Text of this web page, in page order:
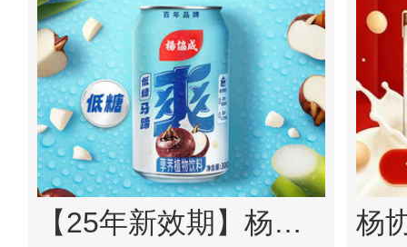
【25年新效期】杨协成低糖经典马蹄爽果粒0脂饮料300ml